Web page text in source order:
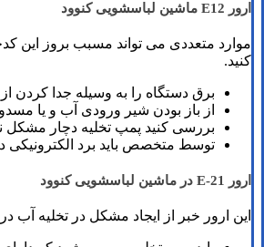
ارور E12 ماشین لباسشویی کنوود
موارد متعددی می تواند مسبب بروز این
کنید.
برق دستگاه را به وسیله جدا کردن
از باز بودن شیر ورودی آب و یا
بررسی کنید پمپ تخلیه دچار مشکل
توسط متخصص باید برد
ارور E-21 در ماشین لباسشویی کنوود
این ارور خبر از ایجاد مشکل در تخلیه